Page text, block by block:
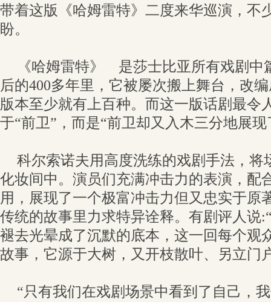
带着这版《哈姆雷特》二度来华巡演，不
盼。
《哈姆雷特》 是莎士比亚所有戏剧中
后的400多年里，它被屡次搬上舞台，改
版本至少就有上百种。而这一版话剧最令
于“前卫”，而是“前卫却又入木三分地展
科尔索诺夫用高度洗练的戏剧手法，将
化妆间中。演员们充满冲击力的表演，配
用，展现了一个极富冲击力但又忠实于原
传统的故事里力求特异诠释。有剧评人说
褪去光晕成了沉默的底本，这一回每个观
故事，它源于大树，又开枝散叶、另立门
“只有我们在戏剧场景中看到了自己，